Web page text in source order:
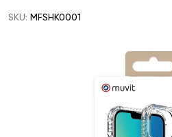
SKU: MFSHK0001